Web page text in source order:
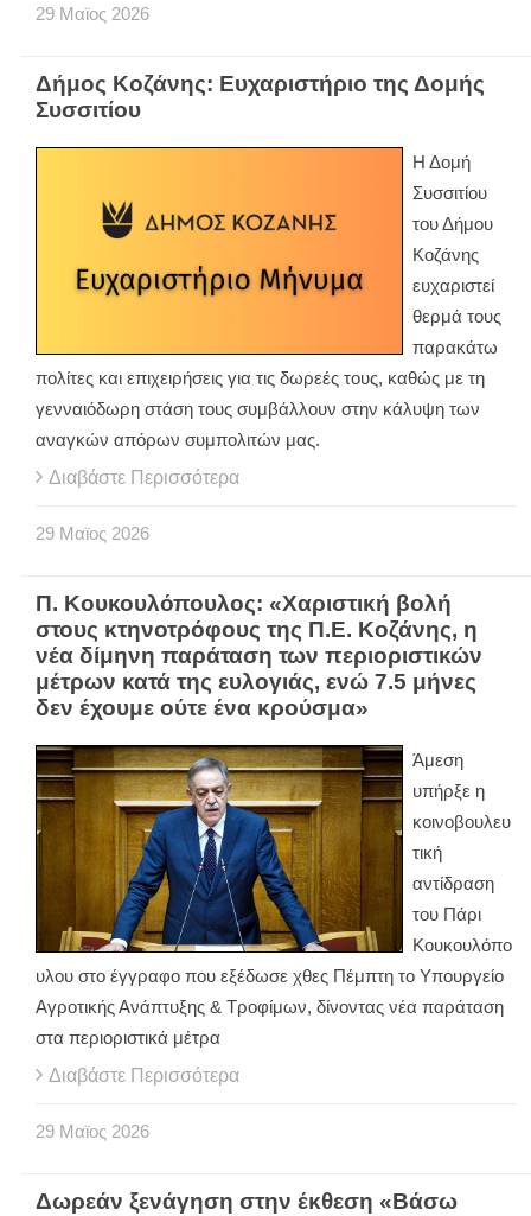
29 Μαϊος 2026
Δήμος Κοζάνης: Ευχαριστήριο της Δομής
Συσσιτίου
Η Δομή
Συσσιτίου
του Δήμου
Κοζάνης
ευχαριστεί
θερμά τους
παρακάτω
πολίτες και επιχειρήσεις για τις δωρεές τους, καθώς με τη
γενναιόδωρη στάση τους συμβάλλουν στην κάλυψη των
αναγκών απόρων συμπολιτών μας.
Διαβάστε Περισσότερα
29 Μαϊος 2026
Π. Κουκουλόπουλος: «Χαριστική βολή
στους κτηνοτρόφους της Π.Ε. Κοζάνης, η
νέα δίμηνη παράταση των περιοριστικών
μέτρων κατά της ευλογιάς, ενώ 7.5 μήνες
δεν έχουμε ούτε ένα κρούσμα»
Άμεση
υπήρξε η
κοινοβουλευ
τική
αντίδραση
του Πάρι
Κουκουλόπο
υλου στο έγγραφο που εξέδωσε χθες Πέμπτη το Υπουργείο
Αγροτικής Ανάπτυξης & Τροφίμων, δίνοντας νέα παράταση
στα περιοριστικά μέτρα
Διαβάστε Περισσότερα
29 Μαϊος 2026
Δωρεάν ξενάγηση στην έκθεση «Βάσω